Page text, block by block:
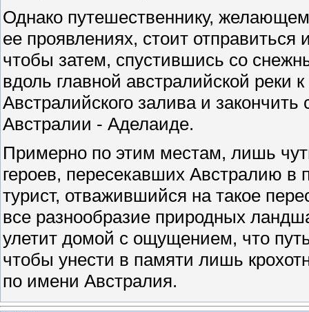
Однако путешественнику,
ее проявлениях, стоит
чтобы затем, спустившись со
вдоль главной австралийской
Австралийского залива и
Австралии - Аделаиде.
Примерно по этим местам, лишь
героев, пересекавших Австралию в
турист, отважившийся на такое
все разнообразие природных
улетит домой с ощущением, что
чтобы унести в памяти лишь
по имени Австралия.